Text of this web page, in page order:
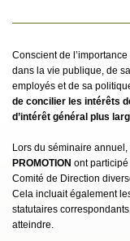
Conscient de
dans la vie publique, de
employés et de sa
de concilier les intérêts
d’intérêt général plus
Lors du séminaire
PROMOTION ont
Comité de Direction
Cela incluait également
statutaires
atteindre.